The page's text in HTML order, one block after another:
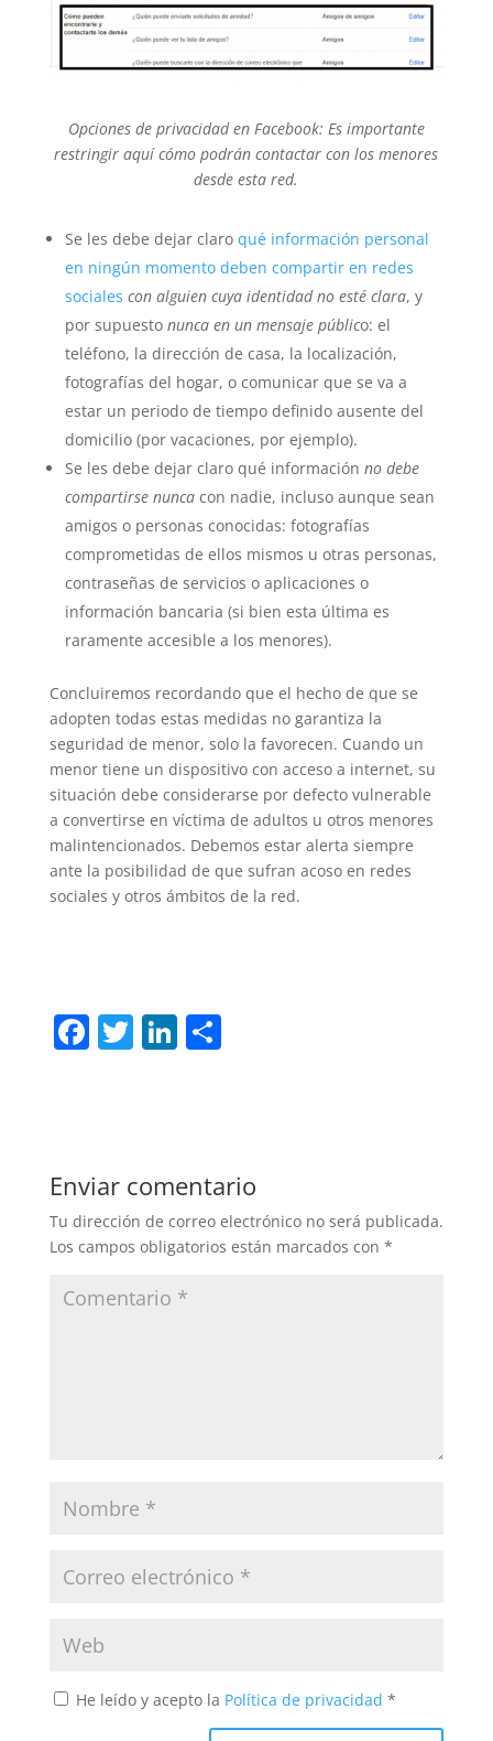
Opciones de privacidad en Facebook: Es importante
restringir aquí cómo podrán contactar con los menores
desde esta red.
Se les debe dejar claroqué información personal
en ningún momento deben compartir en redes
sociales con alguien cuya identidad no esté clara, y
por supuesto nunca en un mensaje público: el
teléfono, la dirección de casa, la localización,
fotografías del hogar, o comunicar que se va a
estar un periodo de tiempo definido ausente del
domicilio (por vacaciones, por ejemplo).
Se les debe dejar claro qué información no debe
compartirse nuncacon nadie, incluso aunque sean
amigos o personas conocidas: fotografías
comprometidas de ellos mismos u otras personas,
contraseñas de servicios o aplicaciones o
información bancaria (si bien esta última es
raramente accesible a los menores).
Concluiremos recordando que el hecho de que se
adopten todas estas medidas no garantiza la
seguridad de menor, solo la favorecen. Cuando un
menor tiene un dispositivo con acceso a internet, su
situación debe considerarse por defecto vulnerable
a convertirse en víctima de adultos u otros menores
malintencionados. Debemos estar alerta siempre
ante la posibilidad de que sufran acoso en redes
sociales y otros ámbitos de la red.
F
b
o
o
T Li
dI
n
C
ar
tir
Enviar comentario
Tu dirección de correo electrónico no será publicada.
Los campos obligatorios están marcados con *
He leído y acepto la Política de privacidad *